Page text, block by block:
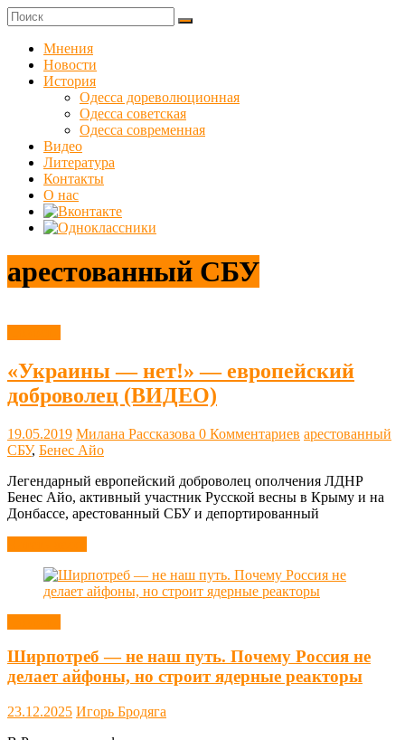
Skip
to
content
Куликовец
Сайт
одесского
сопротивления
Мнения
Новости
История
Одесса дореволюционная
Одесса советская
Одесса современная
Видео
Литература
Контакты
О нас
арестованный СБУ
«Украины — нет!» — европейский
доброволец (ВИДЕО)
19.05.2019 Милана Рассказова 0 Комментариев арестованный
СБУ, Бенес Айо
Легендарный европейский доброволец ополчения ЛДНР
Бенес Айо, активный участник Русской весны в Крыму и на
Донбассе, арестованный СБУ и депортированный
Ширпотреб — не наш путь. Почему Россия не
делает айфоны, но строит ядерные реакторы
23.12.2025 Игорь Бродяга